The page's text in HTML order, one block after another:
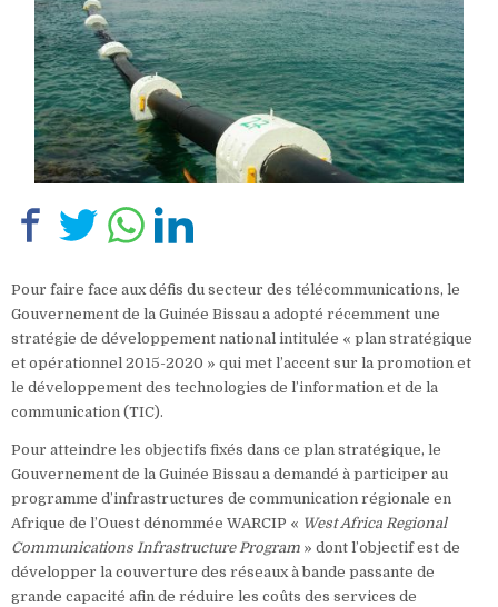
Pour faire face aux défis du secteur des télécommunications, le
Gouvernement de la Guinée Bissau a adopté récemment une
stratégie de développement national intitulée « plan stratégique
et opérationnel 2015-2020 » qui met l’accent sur la promotion et
le développement des technologies de l’information et de la
communication (TIC).
Pour atteindre les objectifs fixés dans ce plan stratégique, le
Gouvernement de la Guinée Bissau a demandé à participer au
programme d’infrastructures de communication régionale en
Afrique de l’Ouest dénommée WARCIP « West Africa Regional
Communications Infrastructure Program » dont l’objectif est de
développer la couverture des réseaux à bande passante de
grande capacité afin de réduire les coûts des services de